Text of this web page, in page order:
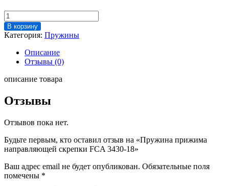
Количество
товара
Пружина
прижима
направляющей
скрепки
3430-
В корзину
Категория: Пружины
Описание
Отзывы (0)
описание товара
Отзывы
Отзывов пока нет.
Будьте первым, кто оставил отзыв на «Пружина прижима
направляющей скрепки FCA 3430-18»
Ваш адрес email не будет опубликован. Обязательные поля
помечены *